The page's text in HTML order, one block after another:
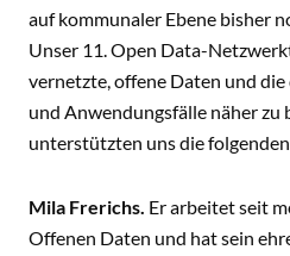
auf kommunaler Ebene bisher
Unser 11. Open Data-
vernetzte, offene Daten und
und Anwendungsfälle näher zu
unterstützten uns die
Mila Frerichs. Er arbeitet seit
Offenen Daten und hat sein